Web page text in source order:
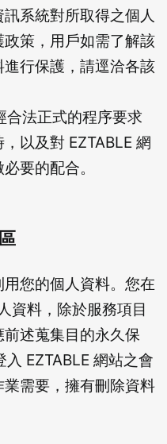
系統對所取得之個人
策，用戶如需了解該
行保護，請逕洽各該
合法正式的程序要求
以及對 EZTABLE 網
要的配合。
您的個人資料。您在
資料，除於服務項目
述蒐集目的永久保
EZTABLE 網站之會
需要，擁有刪除資料